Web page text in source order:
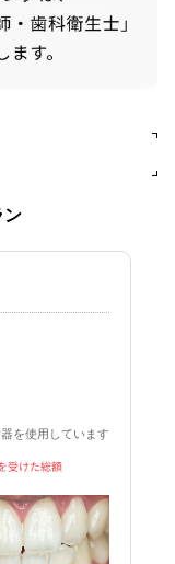
ン
を使用しています
受けた総額